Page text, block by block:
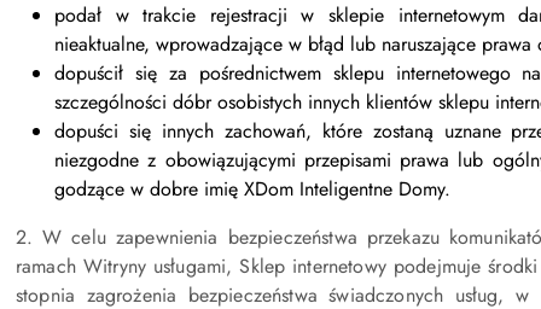
podał w trakcie rejestracji w sklepie internetowym
nieaktualne, wprowadzające w błąd lub naruszające
dopuścił się za pośrednictwem sklepu internetowego
szczególności dóbr osobistych innych klientów sklepu
dopuści się innych zachowań, które zostaną uznane
niezgodne z obowiązującymi przepisami prawa lub
godzące w dobre imię XDom Inteligentne Domy.
2. W celu zapewnienia bezpieczeństwa przekazu
ramach Witryny usługami, Sklep internetowy podejmuje
stopnia zagrożenia bezpieczeństwa świadczonych usług,